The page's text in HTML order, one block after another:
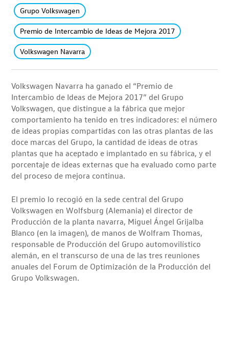
Grupo Volkswagen
Premio de Intercambio de Ideas de Mejora 2017
Volkswagen Navarra
Volkswagen Navarra ha ganado el “Premio de
Intercambio de Ideas de Mejora 2017” del Grupo
Volkswagen, que distingue a la fábrica que mejor
comportamiento ha tenido en tres indicadores: el número
de ideas propias compartidas con las otras plantas de las
doce marcas del Grupo, la cantidad de ideas de otras
plantas que ha aceptado e implantado en su fábrica, y el
porcentaje de ideas externas que ha evaluado como parte
del proceso de mejora continua.
El premio lo recogió en la sede central del Grupo
Volkswagen en Wolfsburg (Alemania) el director de
Producción de la planta navarra, Miguel Ángel Grijalba
Blanco (en la imagen), de manos de Wolfram Thomas,
responsable de Producción del Grupo automovilístico
alemán, en el transcurso de una de las tres reuniones
anuales del Forum de Optimización de la Producción del
Grupo Volkswagen.